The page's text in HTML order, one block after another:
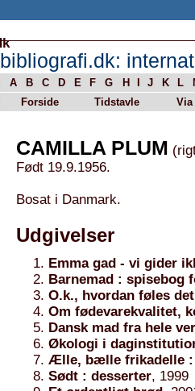
bibliografi.dk:
A B C D E F G H J K L
Forside
Tidstavle Via
CAMILLA PLUM
Født 19.9.1956.
Bosat i Danmark.
Udgivelser
Emma gad - vi gider
Barnemad : spisebog
O.k., hvordan føles
Om fødevarekvalitet,
Dansk mad fra hele
Økologi i
Ælle, bælle frikadelle :
Sødt : desserter, 1999